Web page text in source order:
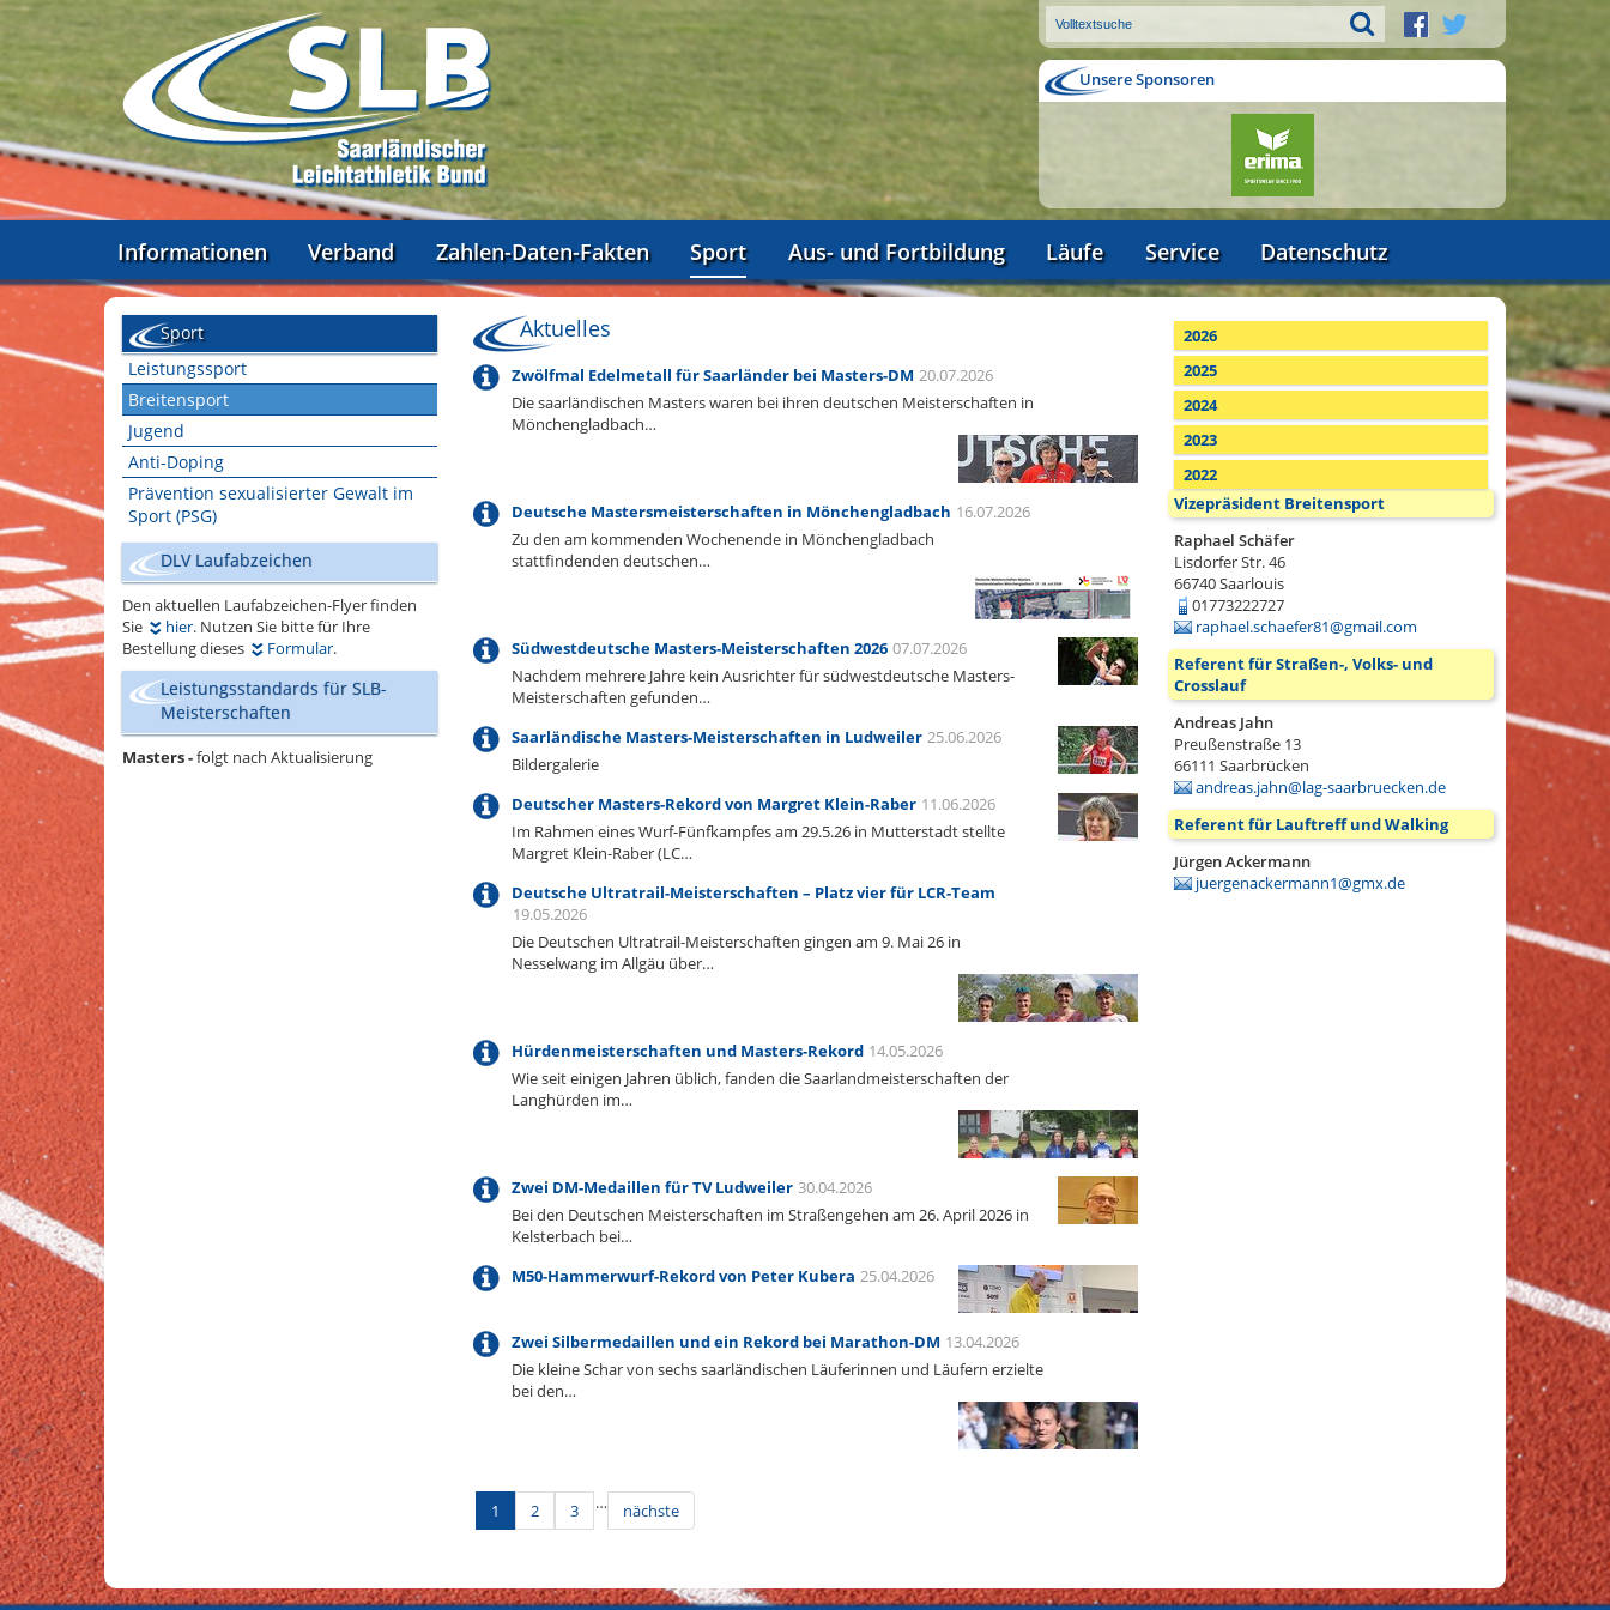
Unsere Sponsoren
Informationen Verband Zahlen-Daten-Fakten Sport Aus- und Fortbildung Läufe Service Datenschutz
Sport
Leistungssport
Breitensport
Jugend
Anti-Doping
Prävention sexualisierter Gewalt im
Sport (PSG)
DLV Laufabzeichen
Den aktuellen Laufabzeichen-Flyer finden
Sie
hier. Nutzen Sie bitte für Ihre
Bestellung dieses
Formular.
Leistungsstandards für SLB-
Meisterschaften
Masters -folgt nach Aktualisierung
Aktuelles
Zwölfmal Edelmetall für Saarländer bei Masters-DM 20.07.2026
Die saarländischen Masters waren bei ihren deutschen Meisterschaften in
Mönchengladbach…
Deutsche Mastersmeisterschaften in Mönchengladbach 16.07.2026
Zu den am kommenden Wochenende in Mönchengladbach
stattfindenden deutschen…
Südwestdeutsche Masters-Meisterschaften 2026 07.07.2026
Nachdem mehrere Jahre kein Ausrichter für südwestdeutsche Masters-
Meisterschaften gefunden…
Saarländische Masters-Meisterschaften in Ludweiler 25.06.2026
Bildergalerie
Deutscher Masters-Rekord von Margret Klein-Raber 11.06.2026
Im Rahmen eines Wurf-Fünfkampfes am 29.5.26 in Mutterstadt stellte
Margret Klein-Raber (LC…
Deutsche Ultratrail-Meisterschaften – Platz vier für LCR-Team
19.05.2026
Die Deutschen Ultratrail-Meisterschaften gingen am 9. Mai 26 in
Nesselwang im Allgäu über…
Hürdenmeisterschaften und Masters-Rekord 14.05.2026
Wie seit einigen Jahren üblich, fanden die Saarlandmeisterschaften der
Langhürden im…
Zwei DM-Medaillen für TV Ludweiler 30.04.2026
Bei den Deutschen Meisterschaften im Straßengehen am 26. April 2026 in
Kelsterbach bei…
M50-Hammerwurf-Rekord von Peter Kubera 25.04.2026
Zwei Silbermedaillen und ein Rekord bei Marathon-DM 13.04.2026
Die kleine Schar von sechs saarländischen Läuferinnen und Läufern erzielte
bei den…
1 2 3 … nächste
2026
2025
2024
2023
2022
Vizepräsident Breitensport
Raphael Schäfer
Lisdorfer Str. 46
66740Saarlouis
01773222727
raphael.schaefer81@gmail.com
Referent für Straßen-, Volks- und
Crosslauf
Andreas Jahn
Preußenstraße 13
66111 Saarbrücken
andreas.jahn@lag-saarbruecken.de
Referent für Lauftreff und Walking
Jürgen Ackermann
juergenackermann1@gmx.de